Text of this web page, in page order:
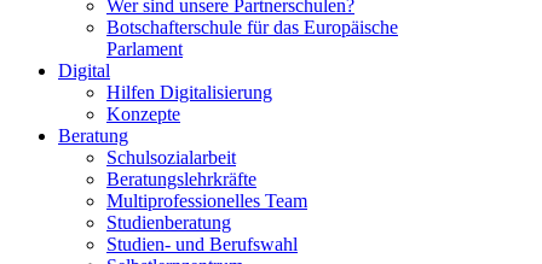
Wer sind unsere Partnerschulen?
Botschafterschule für das Europäische
Parlament
Digital
Hilfen Digitalisierung
Konzepte
Beratung
Schulsozialarbeit
Beratungslehrkräfte
Multiprofessionelles Team
Studienberatung
Studien- und Berufswahl